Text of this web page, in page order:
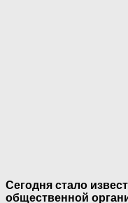
Сегодня стало
общественной